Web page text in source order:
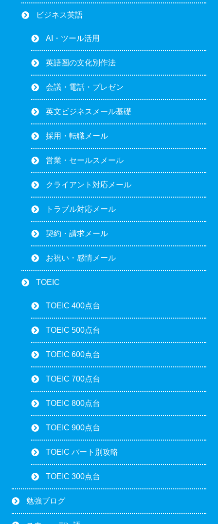
ビジネス英語
AI・ツール活用
英語圏の文化別作法
会議・電話・プレゼン
英文ビジネスメール基礎
採用・転職メール
営業・セールスメール
クライアント対応メール
トラブル対応メール
契約・請求メール
お祝い・感情メール
TOEIC
TOEIC 400点台
TOEIC 500点台
TOEIC 600点台
TOEIC 700点台
TOEIC 800点台
TOEIC 900点台
TOEIC パート別攻略
TOEIC 300点台
勉強ブログ